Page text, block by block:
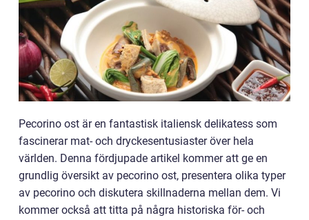
Pecorino ost är en fantastisk italiensk delikatess som
fascinerar mat- och dryckesentusiaster över hela
världen. Denna fördjupade artikel kommer att ge en
grundlig översikt av pecorino ost, presentera olika typer
av pecorino och diskutera skillnaderna mellan dem. Vi
kommer också att titta på några historiska för- och